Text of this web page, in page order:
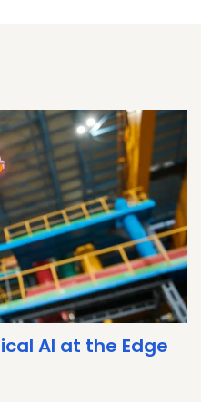
of Business, and is
into compelling
AI at the Edge